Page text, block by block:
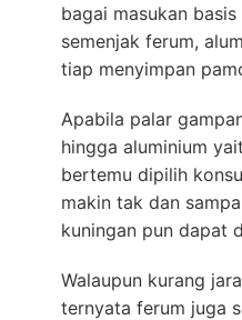
bagai masukan
semenjak ferum,
tiap menyimpan
Apabila palar
hingga aluminium
bertemu dipilih
makin tak dan
kuningan pun dapat
Walaupun kurang
ternyata ferum juga